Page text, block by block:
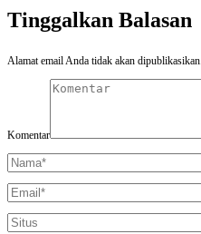
Tinggalkan Balasan
Alamat email Anda tidak akan dipublikasikan.
Komentar